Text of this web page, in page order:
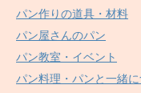
パン作りの道具・材料
パン屋さんのパン
パン教室・イベント
パン料理・パンと一緒